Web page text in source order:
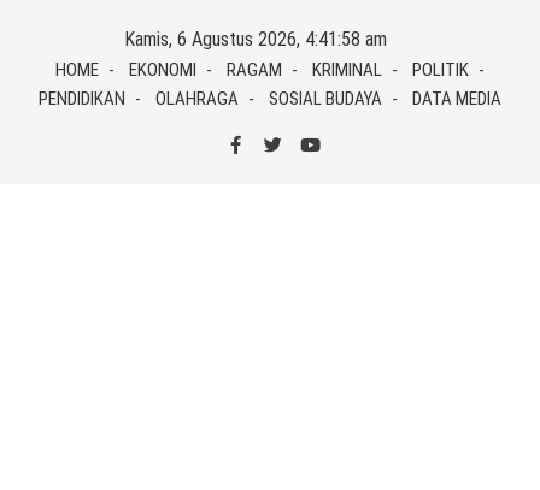
content
Kamis, 6 Agustus 2026, 4:41:58 am
HOME EKONOMI RAGAM KRIMINAL
POLITIK
PENDIDIKAN
OLAHRAGA SOSIAL BUDAYA DATA MEDIA